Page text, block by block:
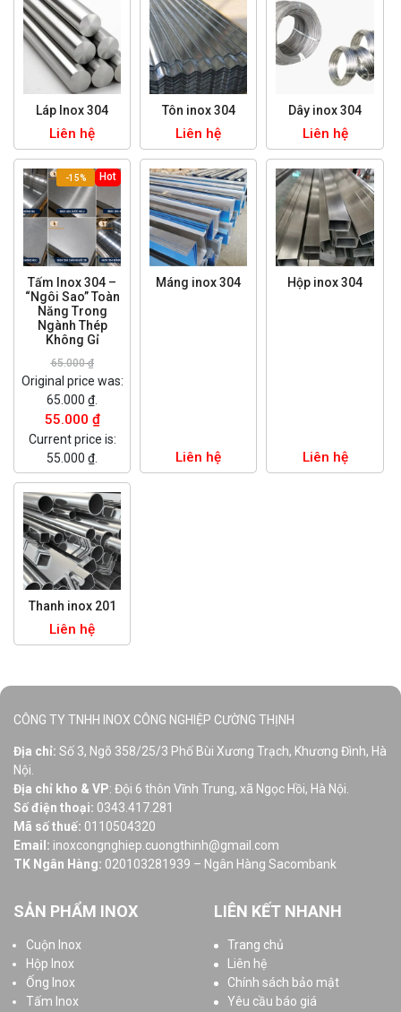
Láp Inox 304
Liên hệ
Tôn inox 304
Liên hệ
Dây inox 304
Liên hệ
-15% Hot
Tấm Inox 304 –
“Ngôi Sao” Toàn
Năng Trong
Ngành Thép
Không Gỉ
65.000₫
Original price was:
65.000 ₫.
55.000 ₫
Current price is:
55.000 ₫.
Máng inox 304
Liên hệ
Hộp inox 304
Liên hệ
Thanh inox 201
Liên hệ
CÔNG TY TNHH INOX CÔNG NGHIỆP CƯỜNG THỊNH
Địa chỉ: Số 3, Ngõ 358/25/3 Phố Bùi Xương Trạch, Khương Đình, Hà
Nội.
Địa chỉ kho & VP: Đội 6 thôn Vĩnh Trung, xã Ngọc Hồi, Hà Nội.
Số điện thoại: 0343.417.281
Mã số thuế: 0110504320
Email: inoxcongnghiep.cuongthinh@gmail.com
TK Ngân Hàng: 020103281939 – Ngân Hàng Sacombank
SẢN PHẨM INOX
Cuộn Inox
Hộp Inox
Ống Inox
Tấm Inox
LIÊN KẾT NHANH
Trang chủ
Liên hệ
Chính sách bảo mật
Yêu cầu báo giá